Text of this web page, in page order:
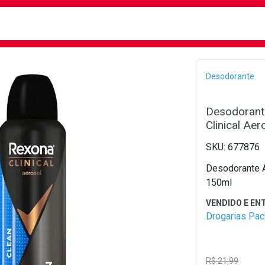
Desodorante
Clinical
677876
Desodorante
150ml
Drogarias
R$ 21,99